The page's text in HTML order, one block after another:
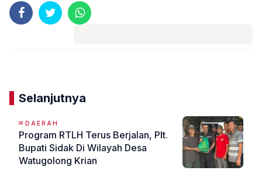
Selanjutnya
DAERAH
Program RTLH Terus Berjalan, Plt.
Bupati Sidak Di Wilayah Desa
Watugolong Krian